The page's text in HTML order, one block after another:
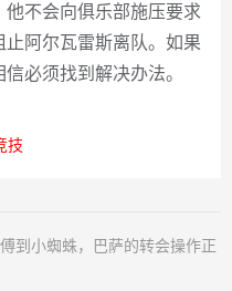
不会向俱乐部施压要求
阿尔瓦雷斯离队。如果
必须找到解决办法。
技
到小蜘蛛，巴萨的转会操作正